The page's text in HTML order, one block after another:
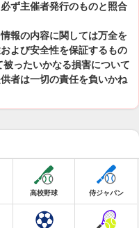
ず主催者発行のものと照合
報の内容に関しては万全を
よび安全性を保証するもの
ったいかなる損害について
者は一切の責任を負いかね
高校野球 侍ジャパン